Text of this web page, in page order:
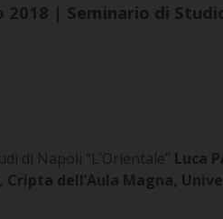
| Seminario di
di Napoli “L’Orientale” Luca
Cripta dell’Aula Magna,